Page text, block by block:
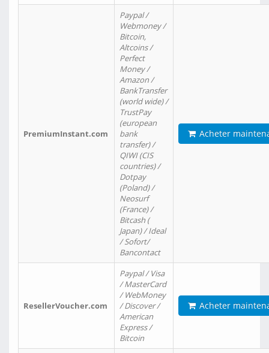
PremiumInstant.com
Paypal /
Webmoney /
Bitcoin,
Altcoins /
Perfect
Money /
Amazon /
BankTransfer
(world wide) /
TrustPay
(european
bank
transfer) /
QIWI (CIS
countries) /
Dotpay
(Poland) /
Neosurf
(France) /
Bitcash (
Japan) / Ideal
/ Sofort/
Bancontact
Acheter
ResellerVoucher.com
Paypal / Visa
/ MasterCard
/ WebMoney
/ Discover /
American
Express /
Bitcoin
Acheter